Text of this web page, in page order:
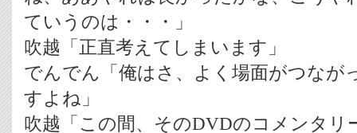
ていうのは・・・」
吹越「正直考えてしまいます」
でんでん「俺はさ、よく場面がつなが
すよね」
吹越「この間、そのDVDのコメンタリ